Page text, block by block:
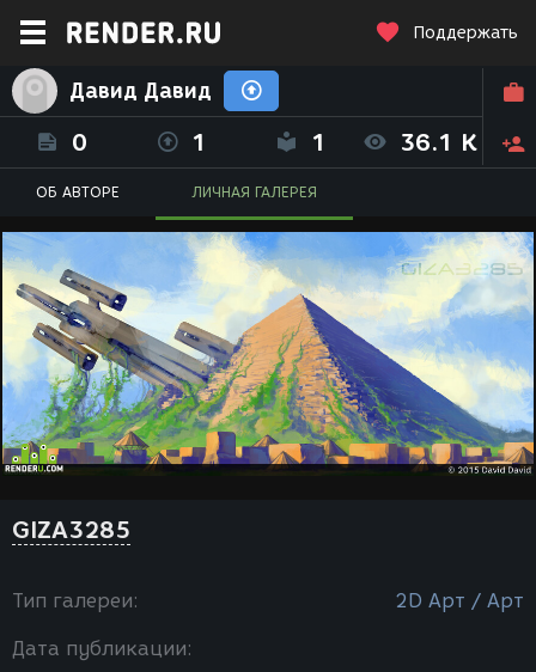
Поддержать
Давид Давид
0 1 1 36.1 K
ОБ АВТОРЕ ЛИЧНАЯ ГАЛЕРЕЯ
GIZA3285
Тип галереи: 2D Арт / Арт
Дата публикации: